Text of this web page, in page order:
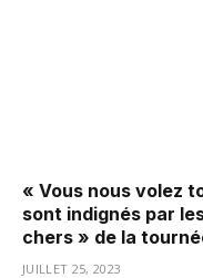
« Vous nous volez
sont indignés par
chers » de la
JUILLET 25, 2023